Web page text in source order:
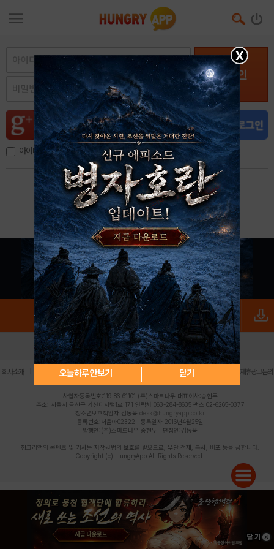
로그인
아이디, 이메일 저장
아이디 / 비밀번호 찾기 회원가입
X
오늘하루 안보기 닫기
로그인 PC버전 전체앱
회사소개 | 개인정보 처리방침 불법촬영물 신고센터 제휴광고문의
사업자등록번호:119-86-61101 (주)스마트나우 대표이사:송현두
주소: 서울시 금천구 가산디지털1로 171 연락처:063-284-8635 팩스:02-6265-0377
청소년보호책임자:김동욱 desk@hungryapp.co.kr
등록번호:서울아02322 | 등록일자:2016년4월25일
발행인:(주)스마트나우 송현두 | 편집인:김동욱
헝그리앱의 콘텐츠 및 기사는 저작권법의 보호를 받으므로, 무단 전재, 복사, 배포 등을 금합니다.
Copyright (c) HungryApp All Rights Reserved.